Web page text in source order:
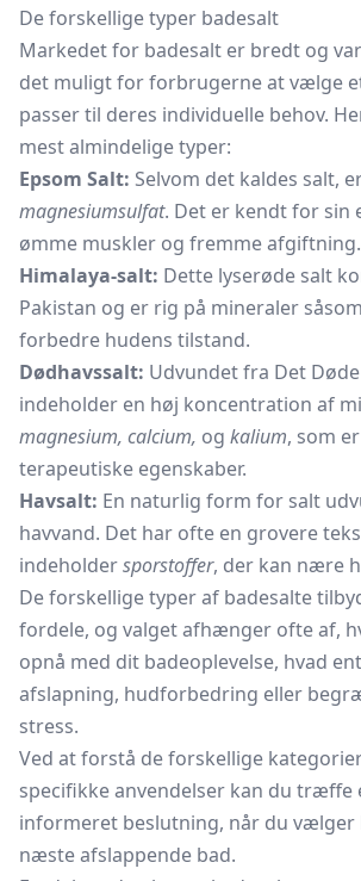
De forskellige typer badesalt
Markedet for badesalt er bredt og
det muligt for forbrugerne at vælge
passer til deres individuelle behov.
mest almindelige typer:
Epsom Salt: Selvom det kaldes salt,
magnesiumsulfat. Det er kendt for sin
ømme muskler og fremme afgiftning.
Himalaya-salt: Dette lyserøde salt
Pakistan og er rig på mineraler
forbedre hudens tilstand.
Dødhavssalt: Udvundet fra Det
indeholder en høj koncentration af
magnesium, calcium, og kalium, som
terapeutiske egenskaber.
Havsalt: En naturlig form for salt
havvand. Det har ofte en grovere
indeholdersporstoffer, der kan nære
De forskellige typer af badesalte
fordele, og valget afhænger ofte af,
opnå med dit badeoplevelse, hvad
afslapning, hudforbedring eller
stress.
Ved at forstå de forskellige
specifikke anvendelser kan du træffe
informeret beslutning, når du vælger
næste afslappende bad.